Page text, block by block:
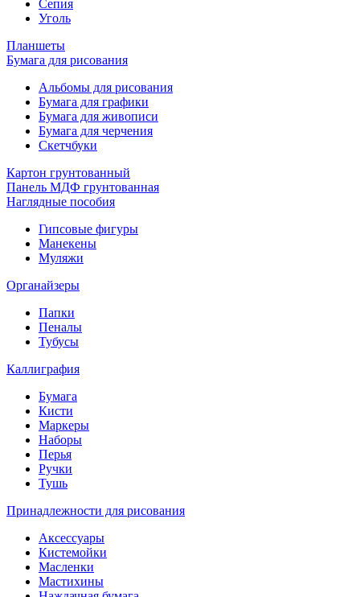
Сепия
Уголь
Планшеты
Бумага для рисования
Альбомы для рисования
Бумага для графики
Бумага для живописи
Бумага для черчения
Скетчбуки
Картон грунтованный
Панель МДФ грунтованная
Наглядные пособия
Гипсовые фигуры
Манекены
Муляжи
Органайзеры
Папки
Пеналы
Тубусы
Каллиграфия
Бумага
Кисти
Маркеры
Наборы
Перья
Ручки
Тушь
Принадлежности для рисования
Аксессуары
Кистемойки
Масленки
Мастихины